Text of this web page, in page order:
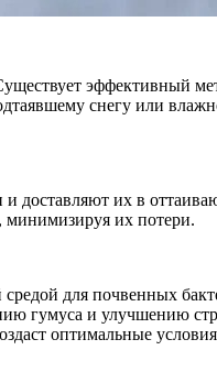
эффективный
снегу или
доставляют их в
минимизируя их потери.
для почвенных
гумуса и улучшению
оптимальные условия